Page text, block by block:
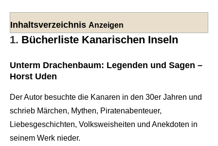
Inhaltsverzeichnis Anzeigen
1. Bücherliste Kanarischen Inseln
Unterm Drachenbaum: Legenden und Sagen –
Horst Uden
Der Autor besuchte die Kanaren in den 30er Jahren und
schrieb Märchen, Mythen, Piratenabenteuer,
Liebesgeschichten, Volksweisheiten und Anekdoten in
seinem Werk nieder.